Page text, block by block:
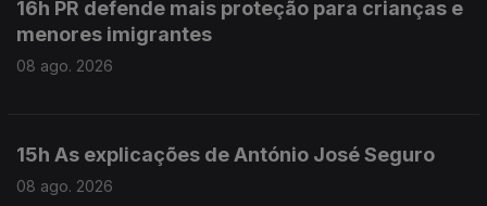
16h PR defende mais proteção para crianças e
menores imigrantes
08 ago. 2026
15h As explicações de António José Seguro
08 ago. 2026